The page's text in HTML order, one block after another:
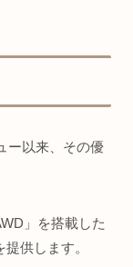
ー以来、その優
」を搭載した
供します。